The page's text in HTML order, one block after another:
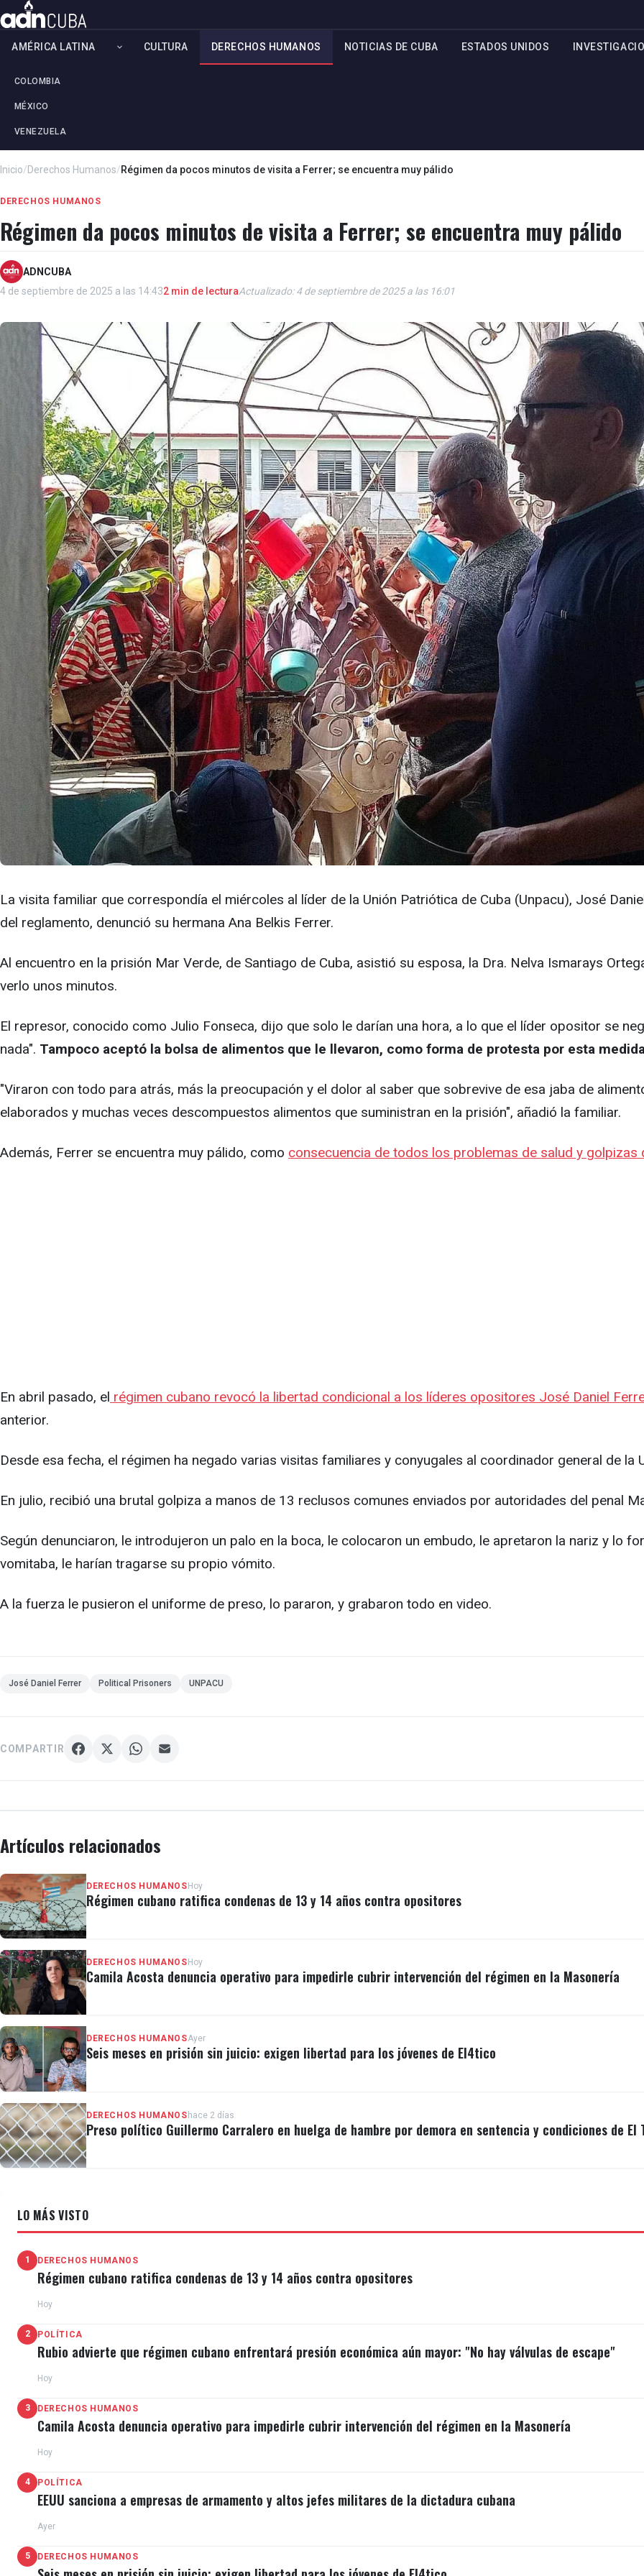
AMÉRICA LATINA
COLOMBIA
MÉXICO
VENEZUELA
CULTURA DERECHOS HUMANOS NOTICIAS DE CUBA ESTADOS UNIDOS
Inicio/Derechos Humanos/Régimen da pocos minutos de visita a Ferrer; se encuentra muy pálido
DERECHOS HUMANOS
Régimen da pocos minutos de visita a Ferrer; se encuentra muy pálido
ADNCUBA
4 de septiembre de 2025 a las 14:432 min de lecturaActualizado: 4 de septiembre de 2025 a las 16:01
La visita familiar que correspondía el miércoles al líder de la Unión Patriótica de Cuba (Unpacu), José
del reglamento, denunció su hermana Ana Belkis Ferrer.
Al encuentro en la prisión Mar Verde, de Santiago de Cuba, asistió su esposa, la Dra. Nelva Ismarays
verlo unos minutos.
El represor, conocido como Julio Fonseca, dijo que solo le darían una hora, a lo que el líder opositor se
nada". Tampoco aceptó la bolsa de alimentos que le llevaron, como forma de protesta por esta
"Viraron con todo para atrás, más la preocupación y el dolor al saber que sobrevive de esa jaba de
elaborados y muchas veces descompuestos alimentos que suministran en la prisión", añadió la familiar.
Además, Ferrer se encuentra muy pálido, como consecuencia de todos los problemas de salud y golpizas
En abril pasado, el régimen cubano revocó la libertad condicional a los líderes opositores José Daniel
anterior.
Desde esa fecha, el régimen ha negado varias visitas familiares y conyugales al coordinador general de
En julio, recibió una brutal golpiza a manos de 13 reclusos comunes enviados por autoridades del penal
Según denunciaron, le introdujeron un palo en la boca, le colocaron un embudo, le apretaron la nariz y lo
vomitaba, le harían tragarse su propio vómito.
A la fuerza le pusieron el uniforme de preso, lo pararon, y grabaron todo en video.
José Daniel Ferrer Political Prisoners UNPACU
COMPARTIR
Artículos relacionados
DERECHOS HUMANOS Hoy
Régimen cubano ratifica condenas de 13 y 14 años contra opositores
DERECHOS HUMANOS Hoy
Camila Acosta denuncia operativo para impedirle cubrir intervención del régimen en la Masonería
DERECHOS HUMANOSAyer
Seis meses en prisión sin juicio: exigen libertad para los jóvenes de El4tico
DERECHOS HUMANOS hace 2 días
Preso político Guillermo Carralero en huelga de hambre por demora en sentencia y condiciones de El
LO MÁS VISTO
1 DERECHOS HUMANOS
Régimen cubano ratifica condenas de 13 y 14 años contra opositores
Hoy
2 POLÍTICA
Rubio advierte que régimen cubano enfrentará presión económica aún mayor: "No hay válvulas de escape"
Hoy
3 DERECHOS HUMANOS
Camila Acosta denuncia operativo para impedirle cubrir intervención del régimen en la Masonería
Hoy
4 POLÍTICA
EEUU sanciona a empresas de armamento y altos jefes militares de la dictadura cubana
Ayer
5 DERECHOS HUMANOS